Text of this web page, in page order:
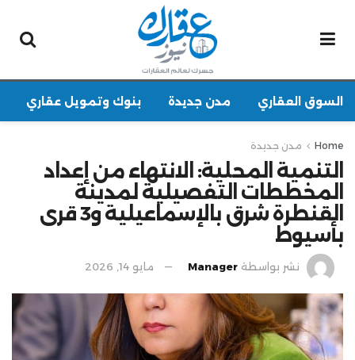
السوق العقاري مدن جديدة بنوك وتمويل عقاري
Home مدن جديدة
التنمية المحلية: الانتهاء من إعداد
المخططات التفصيلية لمدينة
القنطرة شرق بالإسماعيلية و3 قرى
بأسيوط
نشر بواسطة Manager مايو 14, 2026